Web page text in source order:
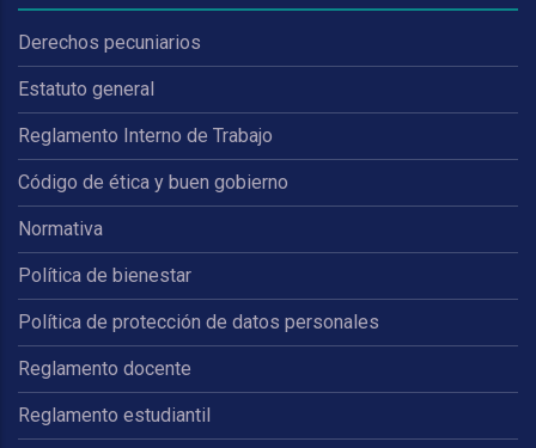
Derechos pecuniarios
Estatuto general
Reglamento Interno de Trabajo
Código de ética y buen gobierno
Normativa
Política de bienestar
Política de protección de datos personales
Reglamento docente
Reglamento estudiantil